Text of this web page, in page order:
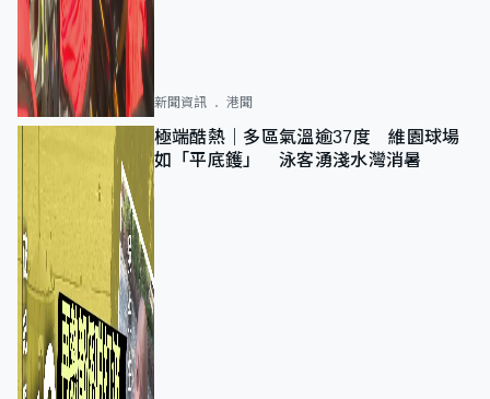
新聞資訊 港聞
極端酷熱｜多區氣溫逾37度 維園球場
如「平底鑊」 泳客湧淺水灣消暑